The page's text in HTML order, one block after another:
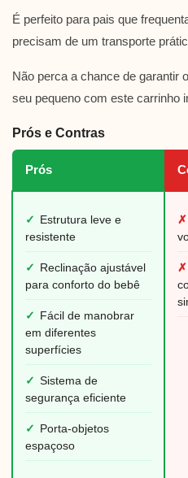
É perfeito para pais que
precisam de um transporte
Não perca a chance de garantir
seu pequeno com este carrinho
Prós e Contras
Prós
✓
Estrutura leve e
resistente
✓
Reclinação ajustável
para conforto do bebê
✓
Fácil de manobrar
em diferentes
superfícies
✓ Sistema de
segurança eficiente
✓
Porta-objetos
espaçoso
✗
✗